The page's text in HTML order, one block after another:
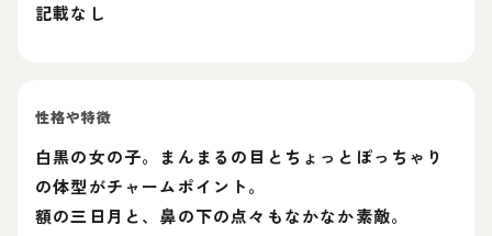
記載なし
性格や特徴
白黒の女の子。まんまるの目とちょっとぽっちゃり
の体型がチャームポイント。
額の三日月と、鼻の下の点々もなかなか素敵。